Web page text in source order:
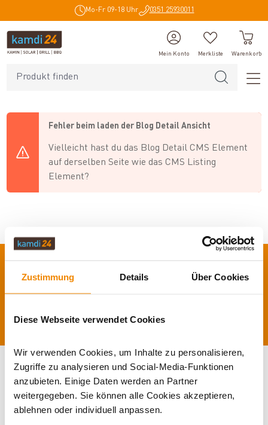
Zustimmung Details Über Cookies
Diese Webseite verwendet Cookies
Wir verwenden Cookies, um Inhalte zu personalisieren,
Zugriffe zu analysieren und Social-Media-Funktionen
anzubieten. Einige Daten werden an Partner
weitergegeben. Sie können alle Cookies akzeptieren,
ablehnen oder individuell anpassen.
Mo-Fr 09-18 Uhr 0351 25930011
Mein Konto Merkliste Warenkorb
Fehler beim laden der Blog Detail Ansicht
Vielleicht hast du das Blog Detail CMS Element
auf derselben Seite wie das CMS Listing
Element?
IHRE VORTEILE
KONTAKT
Kontaktformular